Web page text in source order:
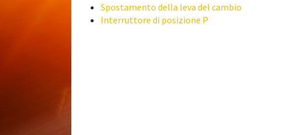
Spostamento della leva del cambio
Interruttore di posizione P